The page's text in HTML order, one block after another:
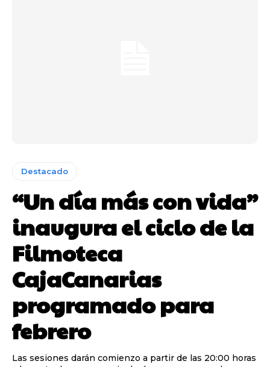
Destacado
“Un día más con vida”
inaugura el ciclo de la
Filmoteca
CajaCanarias
programado para
febrero
Las sesiones darán comienzo a partir de las 20:00 horas